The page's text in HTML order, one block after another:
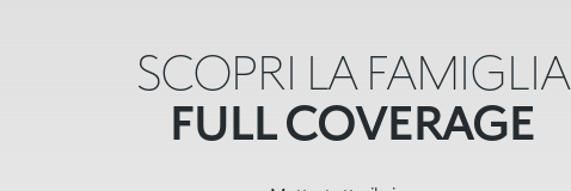
SCOPRI LA FAMIGLIA
FULL COVERAGE